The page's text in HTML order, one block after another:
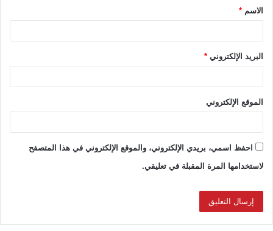
*الاسم *
البريد الإلكتروني *
الموقع الإلكتروني
احفظ اسمي، بريدي الإلكتروني، والموقع الإلكتروني في هذا المتصفح
لاستخدامها المرة المقبلة في تعليقي.